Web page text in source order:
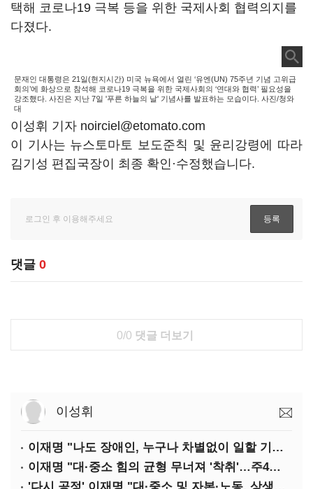
택해 코로나19 극복 등을 위한 국제사회 협력의지를
다졌다.
문재인 대통령은 21일(현지시간) 미국 뉴욕에서 열린 ‘유엔(UN) 75주년 기념 고위급
회의’에 화상으로 참석해 코로나19 극복을 위한 국제사회의 ‘연대와 협력’ 필요성을
강조했다. 사진은 지난 7일 '푸른 하늘의 날' 기념사를 발표하는 모습이다. 사진/청와
대
이성휘 기자 noirciel@etomato.com
이 기사는 뉴스토마토 보도준칙 및 윤리강령에 따라
김기성 편집국장이 최종 확인·수정했습니다.
댓글 0
0/0 댓글 더보기
이성휘
이재명 "나도 장애인, 누구나 차별없이 일할 기회 중요"
이재명 "대·중소 힘의 균형 무너져 '착취'…주4일제, 가야할 길"